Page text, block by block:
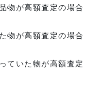
物が高額査定の場合
物が高額査定の場合
ていた物が高額査定